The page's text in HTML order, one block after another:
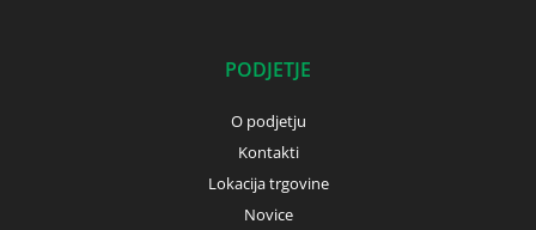
PODJETJE
O podjetju
Kontakti
Lokacija trgovine
Novice